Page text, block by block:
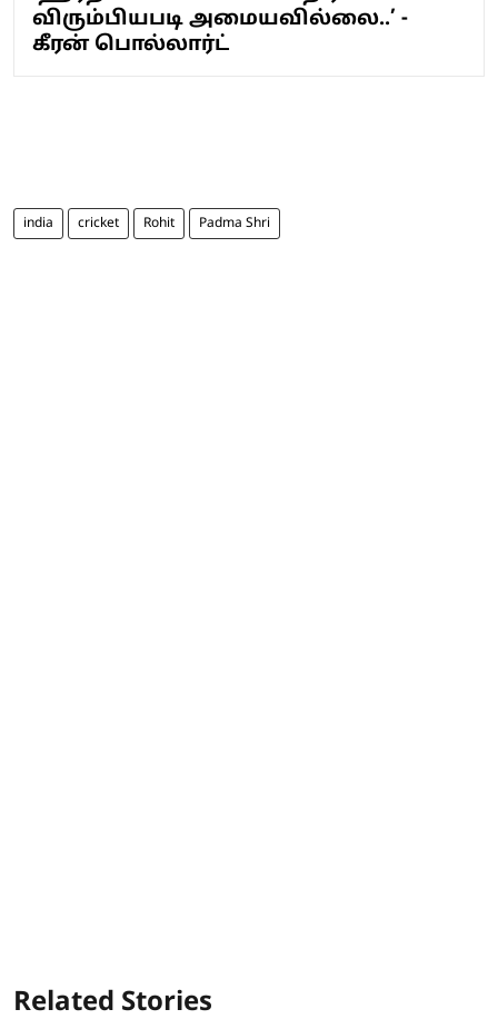
விரும்பியபடி அமையவில்லை..’ -
கீரன் பொல்லார்ட்
india cricket Rohit Padma Shri
Related Stories